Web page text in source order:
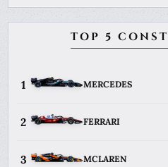
TOP 5
1 MERCEDES
2 FERRARI
3 MCLAREN